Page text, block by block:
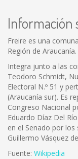
Información
Freire es una
Región de Araucanía.
Integra junto a las
Teodoro Schmidt,
Electoral N.º 51 y
(Araucanía sur). Es
Congreso Nacional
Eduardo Díaz Del
en el Senado por los
Guillermo Vásquez
Fuente: Wikipedia